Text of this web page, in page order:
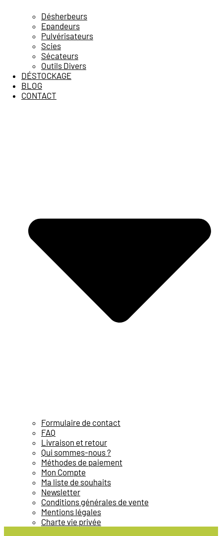
Désherbeurs
Epandeurs
Pulvérisateurs
Scies
Sécateurs
Outils Divers
DÉSTOCKAGE
BLOG
CONTACT
Formulaire de contact
FAQ
Livraison et retour
Qui sommes-nous ?
Méthodes de paiement
Mon Compte
Ma liste de souhaits
Newsletter
Conditions générales de vente
Mentions légales
Charte vie privée